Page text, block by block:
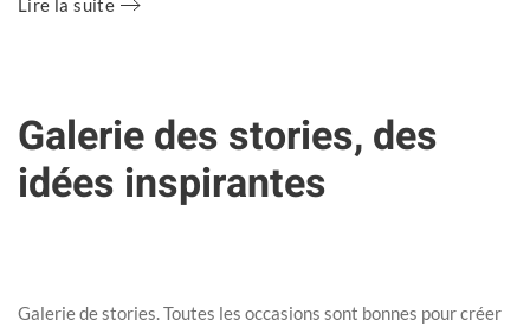
Lire la suite
Galerie des stories, des
idées inspirantes
Galerie de stories. Toutes les occasions sont bonnes pour créer